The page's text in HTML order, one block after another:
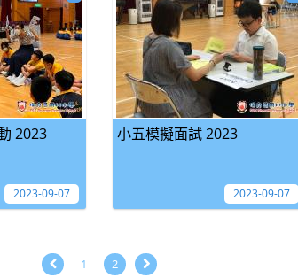
2023
2023-09-07
小五模擬面試 2023
2023-09-07
1 2